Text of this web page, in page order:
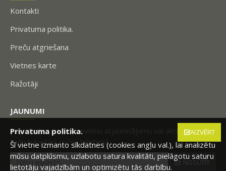
Kontakti
Privatuma politika.
Preču atgriešana
Vietnes karte
Ražotāji
JAUNUMI
Nepalaidiet garām nevienu atjauninājumu vai akciju,
reģistrējoties mūsu biļetenā.
NOSŪTĪT
AIZVĒRT
Privatuma politika.
Šī vietne izmanto sīkdatnes (cookies angļu val.), lai analizētu
mūsu datplūsmu, uzlabotu satura kvalitāti, pielāgotu saturu
lietotāju vajadzībām un optimizētu tās darbību.